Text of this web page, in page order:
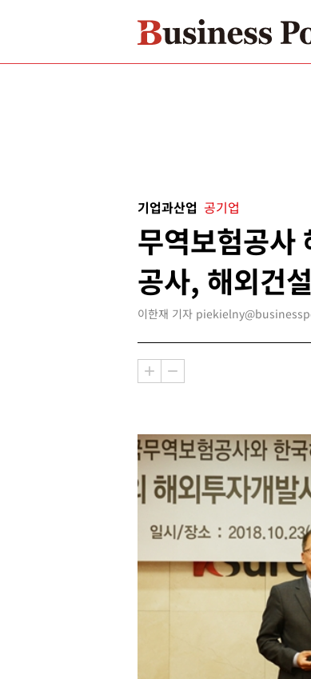
기업과산업 공기업
무역보험공사
공사, 해외건
이한재 기자